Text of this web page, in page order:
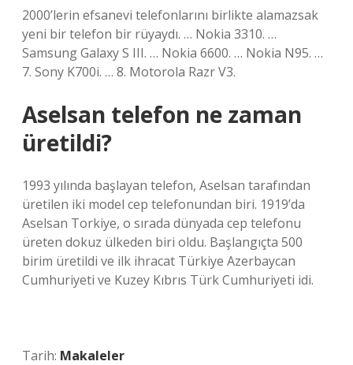
2000’lerin efsanevi telefonlarını birlikte alamazsak
yeni bir telefon bir rüyaydı. … Nokia 3310. …
Samsung Galaxy S III. … Nokia 6600. … Nokia N95. …
7. Sony K700i. … 8. Motorola Razr V3.
Aselsan telefon ne zaman
üretildi?
1993 yılında başlayan telefon, Aselsan tarafından
üretilen iki model cep telefonundan biri. 1919’da
Aselsan Torkiye, o sırada dünyada cep telefonu
üreten dokuz ülkeden biri oldu. Başlangıçta 500
birim üretildi ve ilk ihracat Türkiye Azerbaycan
Cumhuriyeti ve Kuzey Kıbrıs Türk Cumhuriyeti idi.
Tarih: Makaleler